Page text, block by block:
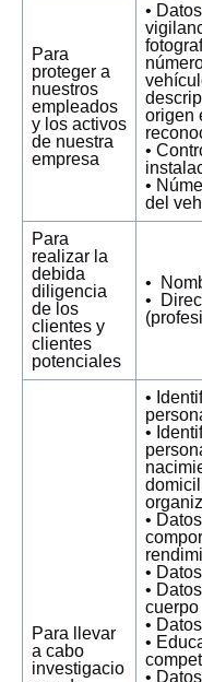
Para
proteger a
nuestros
empleados
y los activos
de nuestra
empresa
•
origen
•
•
del
Para
realizar la
debida
diligencia
de los
clientes y
clientes
potenciales
•
•
Para llevar
a cabo
investigacio
•
•
•
•
•
cuerpo
•
•
•